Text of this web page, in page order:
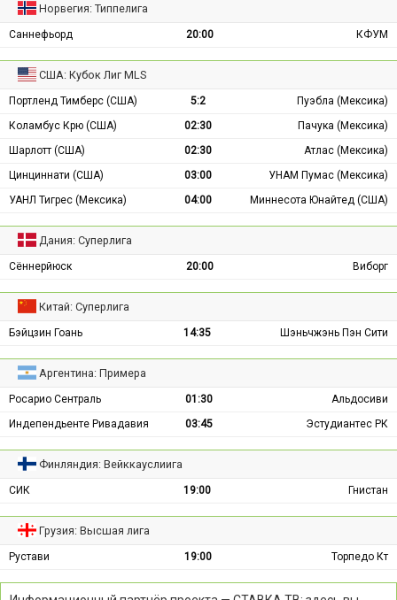
Норвегия: Типпелига
Саннефьорд 20:00 КФУМ
США: Кубок Лиг MLS
Портленд Тимберс (США) 5:2
Пуэбла (Мексика)
Коламбус Крю (США)
02:30
Пачука (Мексика)
Шарлотт (США)
02:30
Атлас (Мексика)
Цинциннати (США)
03:00
УНАМ Пумас (Мексика)
УАНЛ Тигрес (Мексика)
04:00 Миннесота Юнайтед (США)
Дания: Суперлига
Сённерйюск 20:00 Виборг
Китай: Суперлига
Бэйцзин Гоань 14:35 Шэньчжэнь Пэн Сити
Аргентина: Примера
Росарио Сентраль 01:30
Альдосиви
Индепендьенте Ривадавия
03:45 Эстудиантес РК
Финляндия: Вейккауслиига
СИК 19:00 Гнистан
Грузия: Высшая лига
Рустави 19:00 Торпедо Кт